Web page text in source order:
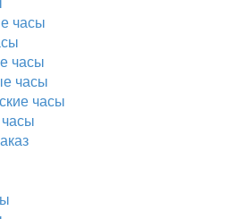
часы
часы
часы
часы